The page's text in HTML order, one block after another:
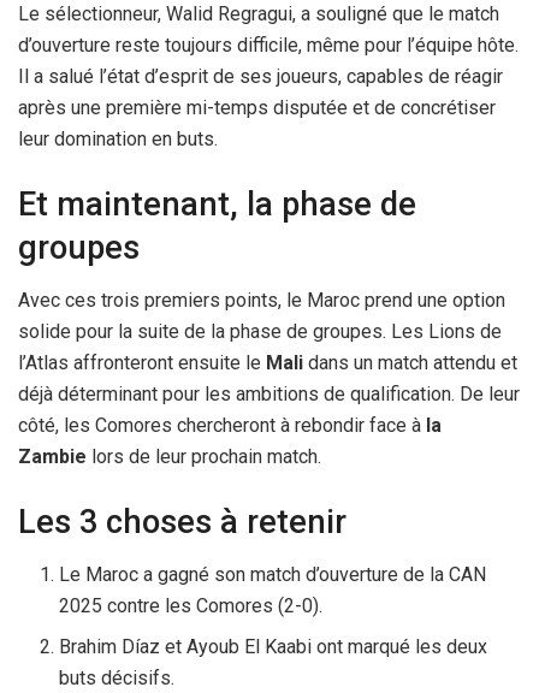
Le sélectionneur, Walid Regragui, a souligné que le match
d’ouverture reste toujours difficile, même pour l’équipe hôte.
Il a salué l’état d’esprit de ses joueurs, capables de réagir
après une première mi-temps disputée et de concrétiser
leur domination en buts.
Et maintenant, la phase de
groupes
Avec ces trois premiers points, le Maroc prend une option
solide pour la suite de la phase de groupes. Les Lions de
l’Atlas affronteront ensuite le Mali dans un match attendu et
déjà déterminant pour les ambitions de qualification. De leur
côté, les Comores chercheront à rebondir face à la
Zambie lors de leur prochain match.
Les 3 choses à retenir
Le Maroc a gagné son match d’ouverture de la CAN
2025 contre les Comores (2-0).
Brahim Díaz et Ayoub El Kaabi ont marqué les deux
buts décisifs.